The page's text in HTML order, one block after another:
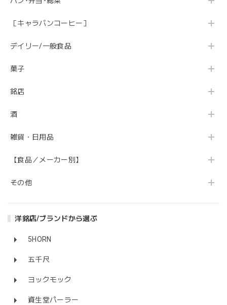
［キャラバンコーヒー］
デイリー/一般食品
菓子
銘店
酒
雑貨・日用品
【食品／メーカー別】
その他
洋銘店/ブランドから選ぶ
5HORN
五千尺
ヨックモック
資生堂パーラー